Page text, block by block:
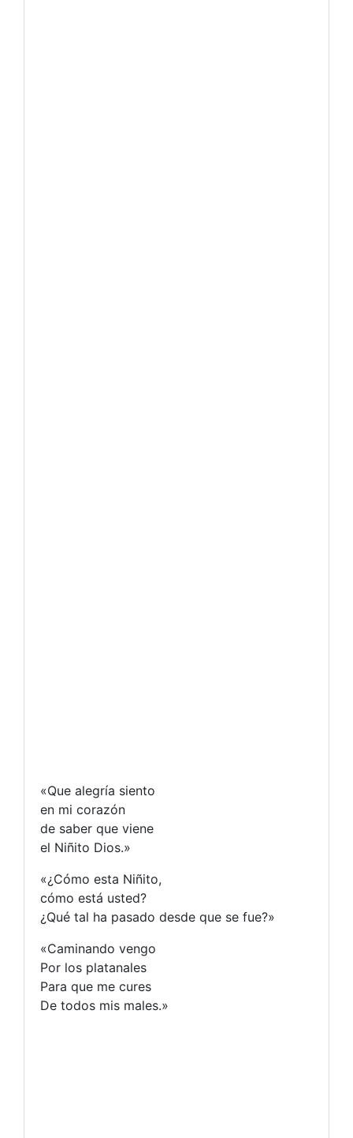
«Que alegría siento
en mi corazón
de saber que viene
el Niñito Dios.»
«¿Cómo esta Niñito,
cómo está usted?
¿Qué tal ha pasado desde que se fue?»
«Caminando vengo
Por los platanales
Para que me cures
De todos mis males.»